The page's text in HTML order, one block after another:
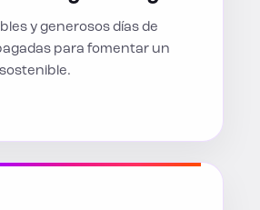
y generosos días de
para fomentar un